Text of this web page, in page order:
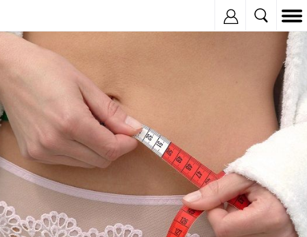
© Copyright: HEPTA